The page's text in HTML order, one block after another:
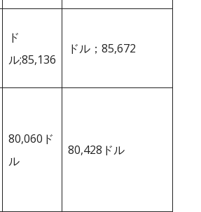
ド
ル;85,136
ドル；85,672
80,060ド
ル
80,428ドル